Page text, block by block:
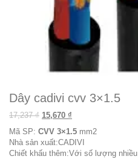
Dây cadivi cvv 3×1.5
17,237₫ Original price was: 17,237 ₫.
15,670 ₫
Mã SP: CVV 3×1.5 mm2
Nhà sản xuất:CADIVI
Chiết khấu thêm:Với số lượng nhiều